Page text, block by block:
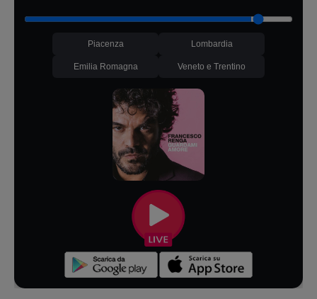
Piacenza Lombardia
Emilia Romagna Veneto e Trentino